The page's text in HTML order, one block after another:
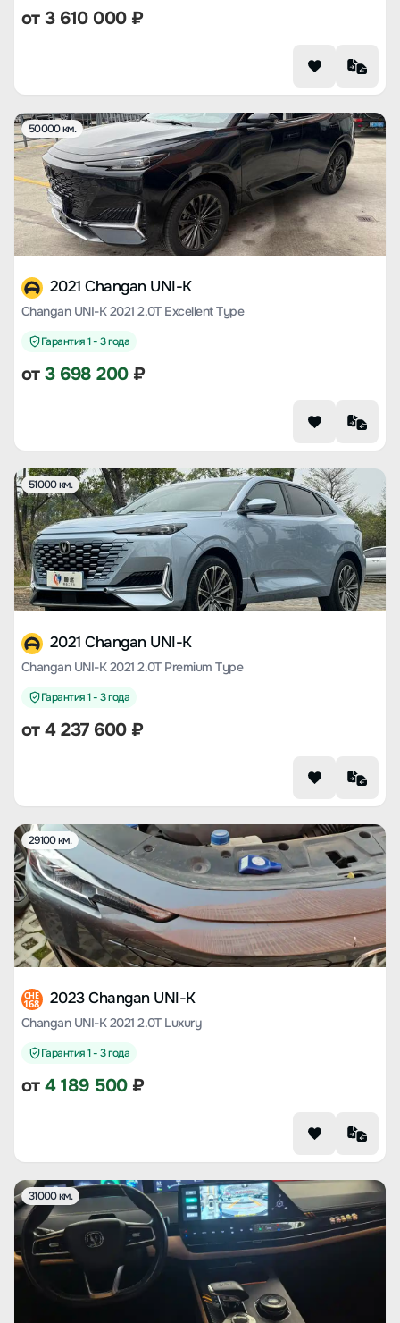
от3 610 000₽
50000 км.
2021 Changan UNI-K
Changan UNI-K 2021 2.0T Excellent Type
Гарантия 1 - 3 года
от3 698 200₽
51000 км.
2021 Changan UNI-K
Changan UNI-K 2021 2.0T Premium Type
Гарантия 1 - 3 года
от4 237 600₽
29100 км.
CHE
168 2023 Changan UNI-K
Changan UNI-K 2021 2.0T Luxury
Гарантия 1 - 3 года
от4 189 500₽
31000 км.